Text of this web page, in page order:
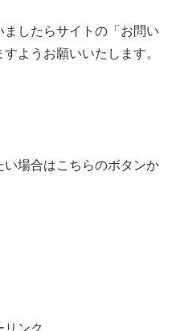
したらサイトの「お問い
ようお願いいたします。
場合はこちらのボタンか